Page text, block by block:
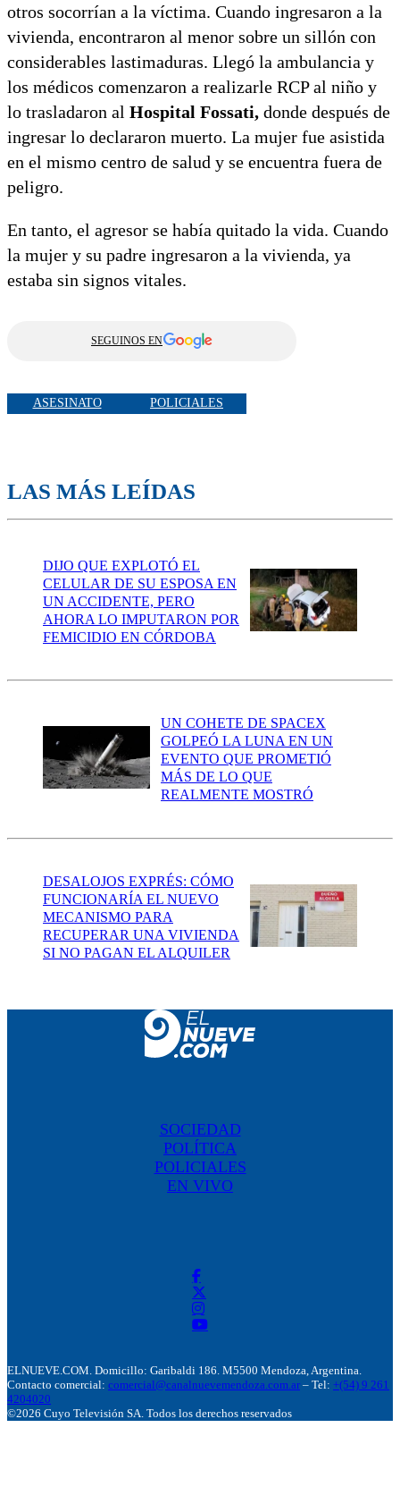
otros socorrían a la víctima. Cuando ingresaron a la
vivienda, encontraron al menor sobre un sillón con
considerables lastimaduras. Llegó la ambulancia y
los médicos comenzaron a realizarle RCP al niño y
lo trasladaron al Hospital Fossati, donde después de
ingresar lo declararon muerto. La mujer fue asistida
en el mismo centro de salud y se encuentra fuera de
peligro.
En tanto, el agresor se había quitado la vida. Cuando
la mujer y su padre ingresaron a la vivienda, ya
estaba sin signos vitales.
SEGUINOS EN
ASESINATO POLICIALES
LAS MÁS LEÍDAS
DIJO QUE EXPLOTÓ EL
CELULAR DE SU ESPOSA EN
UN ACCIDENTE, PERO
AHORA LO IMPUTARON POR
FEMICIDIO EN CÓRDOBA
UN COHETE DE SPACEX
GOLPEÓ LA LUNA EN UN
EVENTO QUE PROMETIÓ
MÁS DE LO QUE
REALMENTE MOSTRÓ
DESALOJOS EXPRÉS: CÓMO
FUNCIONARÍA EL NUEVO
MECANISMO PARA
RECUPERAR UNA VIVIENDA
SI NO PAGAN EL ALQUILER
SOCIEDAD
POLÍTICA
POLICIALES
EN VIVO
ELNUEVE.COM. Domicillo: Garibaldi 186. M5500 Mendoza, Argentina.
Contacto comercial: comercial@canalnuevemendoza.com.ar – Tel: +(54) 9 261
4204020
©2026 Cuyo Televisión SA. Todos los derechos reservados